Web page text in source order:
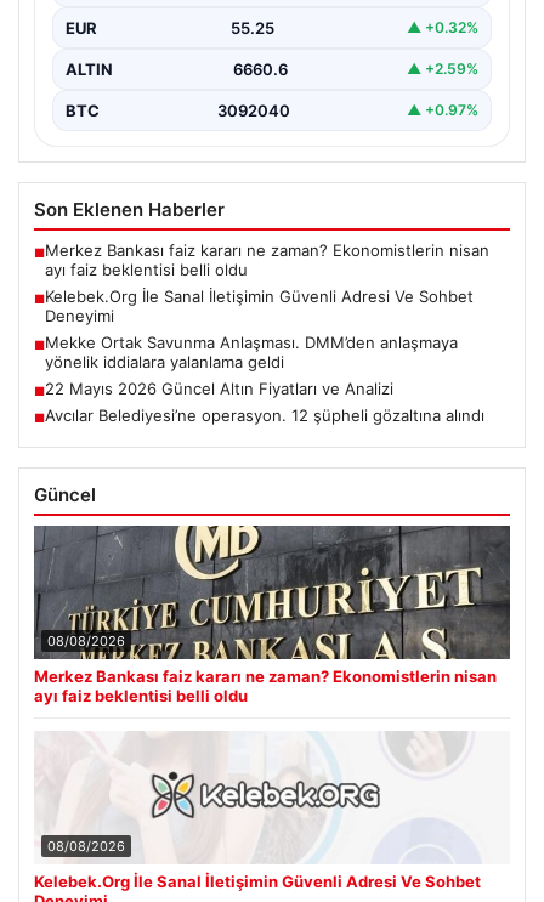
EUR 55.25 ▲ +0.32%
ALTIN 6660.6 ▲ +2.59%
BTC 3092040 ▲ +0.97%
Son Eklenen Haberler
■Merkez Bankası faiz kararı ne zaman? Ekonomistlerin nisan
ayı faiz beklentisi belli oldu
■Kelebek.Org İle Sanal İletişimin Güvenli Adresi Ve Sohbet
Deneyimi
■Mekke Ortak Savunma Anlaşması. DMM’den anlaşmaya
yönelik iddialara yalanlama geldi
■22 Mayıs 2026 Güncel Altın Fiyatları ve Analizi
■Avcılar Belediyesi’ne operasyon. 12 şüpheli gözaltına alındı
Güncel
08/08/2026
Merkez Bankası faiz kararı ne zaman? Ekonomistlerin nisan
ayı faiz beklentisi belli oldu
08/08/2026
Kelebek.Org İle Sanal İletişimin Güvenli Adresi Ve Sohbet